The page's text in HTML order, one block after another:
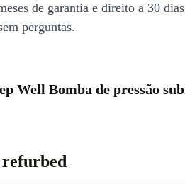
de garantia e direito a 30
perguntas.
Well Bomba de pressão
refurbed